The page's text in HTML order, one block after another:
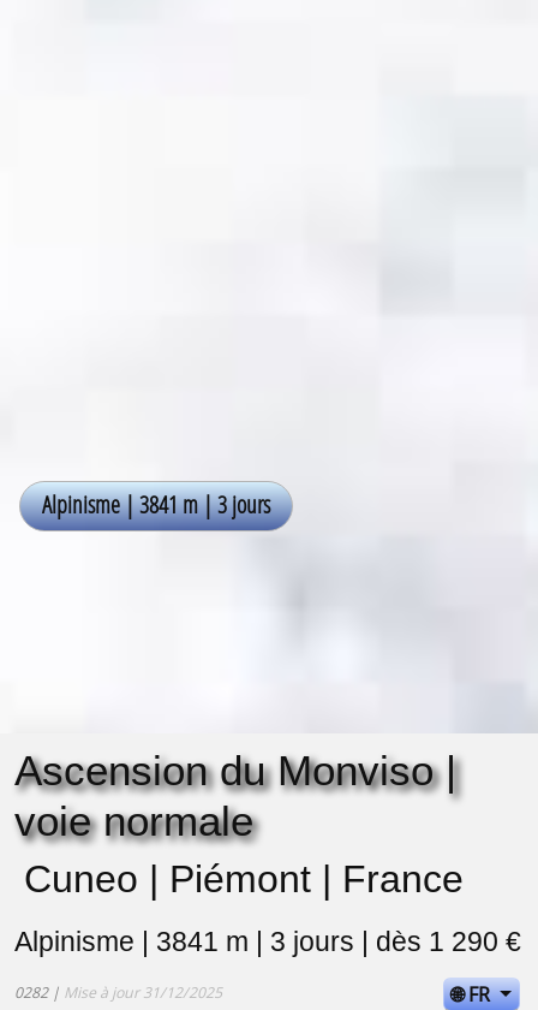
Ascension du Monviso |
voie normale
Cuneo | Piémont | France
Alpinisme | 3841 m | 3 jours | dès 1 290 €
0282 | Mise à jour 31/12/2025 🌐 FR